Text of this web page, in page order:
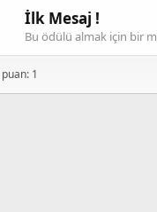
İlk Mesaj !
Bu ödülü almak için bir
1